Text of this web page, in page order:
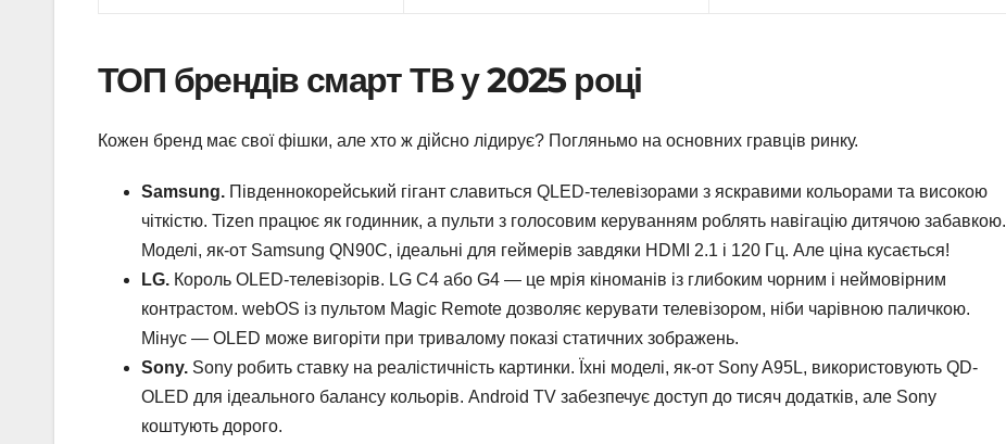
ТОП брендів смарт ТВ у 2025 році
Кожен бренд має свої фішки, але хто ж дійсно лідирує? Погляньмо на основних гравців ринку.
Samsung. Південнокорейський гігант славиться QLED-телевізорами з яскравими кольорами та високою
чіткістю. Tizen працює як годинник, а пульти з голосовим керуванням роблять навігацію дитячою забавкою.
Моделі, як-от Samsung QN90C, ідеальні для геймерів завдяки HDMI 2.1 і 120 Гц. Але ціна кусається!
LG. Король OLED-телевізорів. LG C4 або G4 — це мрія кіноманів із глибоким чорним і неймовірним
контрастом. webOS із пультом Magic Remote дозволяє керувати телевізором, ніби чарівною паличкою.
Мінус — OLED може вигоріти при тривалому показі статичних зображень.
Sony. Sony робить ставку на реалістичність картинки. Їхні моделі, як-от Sony A95L, використовують QD-
OLED для ідеального балансу кольорів. Android TV забезпечує доступ до тисяч додатків, але Sony
коштують дорого.